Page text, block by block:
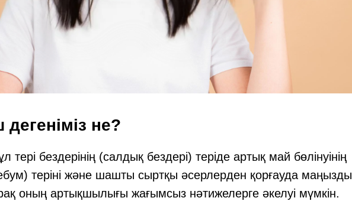
не?
бездерінің (салдық бездері) теріде артық май бөлінуінің
теріні және шашты сыртқы әсерлерден қорғауда маңызды
оның артықшылығы жағымсыз нәтижелерге әкелуі мүмкін.